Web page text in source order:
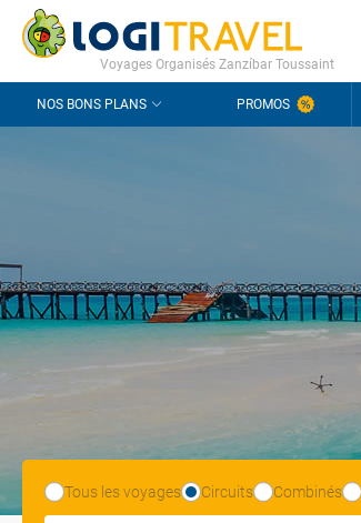
CONTACT QUESTIONS FRÉQUENTES
Voyages Organisés Zanzíbar Toussaint
NOS BONS PLANS PROMOS
Tous les voyages Circuits Combinés